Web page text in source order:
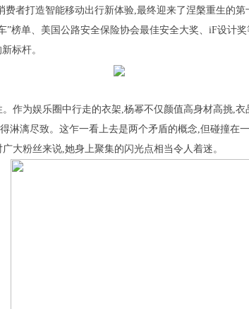
费者打造智能移动出行新体验,最终迎来了涅槃重生的
”榜单、美国公路安全保险协会最佳安全大奖、iF设计
标杆。
作为娱乐圈中行走的衣架,杨幂不仅颜值高身材高挑,
淋漓尽致。这乍一看上去是两个矛盾的概念,但碰撞在
大粉丝来说,她身上聚集的闪光点相当令人着迷。